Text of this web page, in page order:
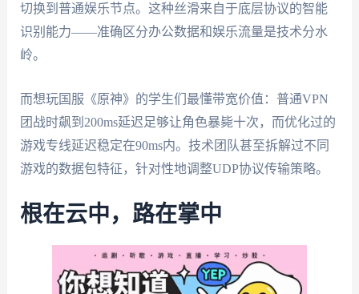
切换到普通娱乐节点。这种丝滑来自于底层协议的智能
识别能力——准确区分办公数据和娱乐流量是技术分水
岭。
而想玩国服《原神》的学生们最懂带宽价值：普通VPN
团战时飙到200ms延迟足够让角色暴毙十次，而优化过的
游戏专线延迟稳定在90ms内。技术团队甚至拆解过不同
游戏的数据包特征，针对性地调整UDP协议传输策略。
根在云中，路在掌中